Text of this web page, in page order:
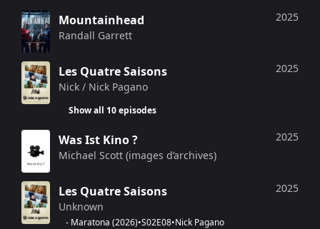
Mountainhead
Randall Garrett
2025
Les Quatre Saisons
Nick / Nick Pagano
Show all 10 episodes
2025
Was Ist Kino ?
Michael Scott (images d’archives)
2025
Les Quatre Saisons
Unknown
- Maratona (2026)•S02E08•Nick Pagano
2025